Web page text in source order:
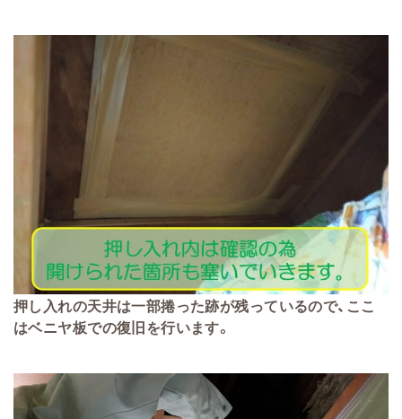
押し入れの天井は一部捲った跡が残っているので、ここ
はベニヤ板での復旧を行います。